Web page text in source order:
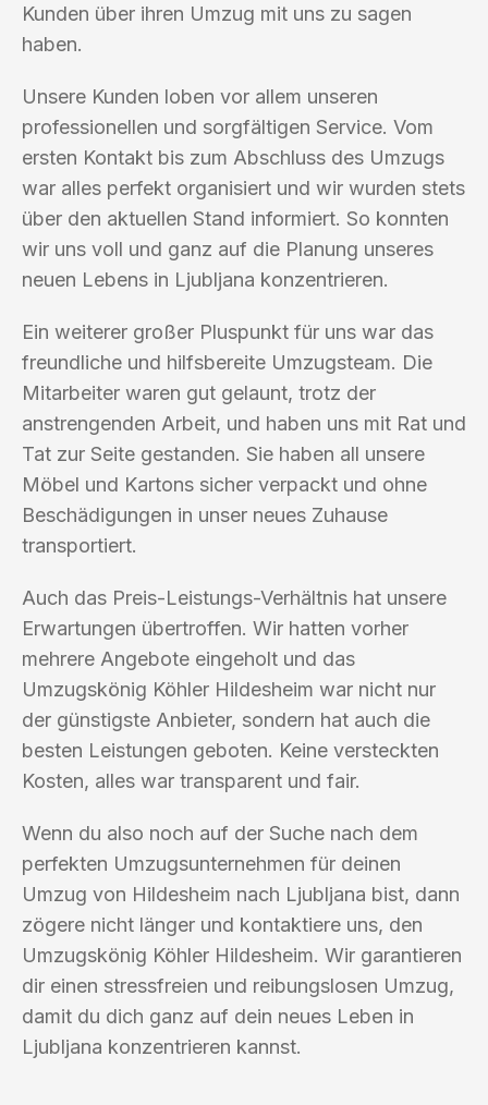
Kunden über ihren Umzug mit uns zu sagen
haben.
Unsere Kunden loben vor allem unseren
professionellen und sorgfältigen Service. Vom
ersten Kontakt bis zum Abschluss des Umzugs
war alles perfekt organisiert und wir wurden stets
über den aktuellen Stand informiert. So konnten
wir uns voll und ganz auf die Planung unseres
neuen Lebens in Ljubljana konzentrieren.
Ein weiterer großer Pluspunkt für uns war das
freundliche und hilfsbereite Umzugsteam. Die
Mitarbeiter waren gut gelaunt, trotz der
anstrengenden Arbeit, und haben uns mit Rat und
Tat zur Seite gestanden. Sie haben all unsere
Möbel und Kartons sicher verpackt und ohne
Beschädigungen in unser neues Zuhause
transportiert.
Auch das Preis-Leistungs-Verhältnis hat unsere
Erwartungen übertroffen. Wir hatten vorher
mehrere Angebote eingeholt und das
Umzugskönig Köhler Hildesheim war nicht nur
der günstigste Anbieter, sondern hat auch die
besten Leistungen geboten. Keine versteckten
Kosten, alles war transparent und fair.
Wenn du also noch auf der Suche nach dem
perfekten Umzugsunternehmen für deinen
Umzug von Hildesheim nach Ljubljana bist, dann
zögere nicht länger und kontaktiere uns, den
Umzugskönig Köhler Hildesheim. Wir garantieren
dir einen stressfreien und reibungslosen Umzug,
damit du dich ganz auf dein neues Leben in
Ljubljana konzentrieren kannst.